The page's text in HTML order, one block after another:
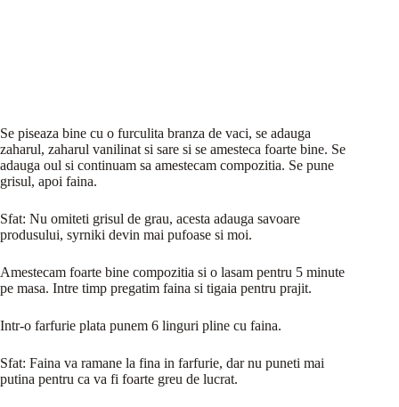
Se piseaza bine cu o furculita branza de vaci, se adauga
zaharul, zaharul vanilinat si sare si se amesteca foarte bine. Se
adauga oul si continuam sa amestecam compozitia. Se pune
grisul, apoi faina.
Sfat: Nu omiteti grisul de grau, acesta adauga savoare
produsului, syrniki devin mai pufoase si moi.
Amestecam foarte bine compozitia si o lasam pentru 5 minute
pe masa. Intre timp pregatim faina si tigaia pentru prajit.
Intr-o farfurie plata punem 6 linguri pline cu faina.
Sfat: Faina va ramane la fina in farfurie, dar nu puneti mai
putina pentru ca va fi foarte greu de lucrat.